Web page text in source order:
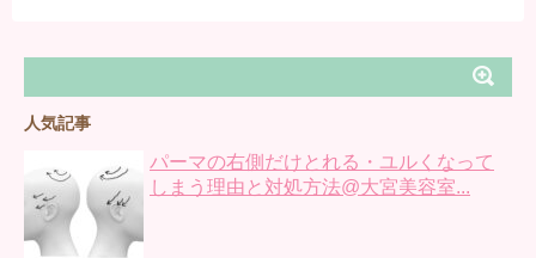
人気記事
パーマの右側だけとれる・ユルくなって
しまう理由と対処方法@大宮美容室...